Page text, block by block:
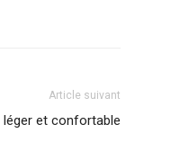
Article suivant
léger et confortable